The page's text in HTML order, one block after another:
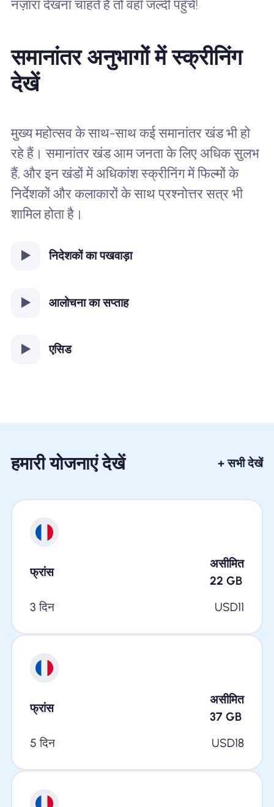
नज़ारा देखना चाहते हैं तो वहाँ जल्दी पहुँचें!
समानांतर अनुभागों में स्क्रीनिंग
देखें
मुख्य महोत्सव के साथ-साथ कई समानांतर खंड भी हो
रहे हैं। समानांतर खंड आम जनता के लिए अधिक सुलभ
हैं, और इन खंडों में अधिकांश स्क्रीनिंग में फिल्मों के
निर्देशकों और कलाकारों के साथ प्रश्नोत्तर सत्र भी
शामिल होता है।
निदेशकों का पखवाड़ा
आलोचना का सप्ताह
एसिड
हमारी योजनाएं देखें + सभी देखें
फ्रांस
असीमित
22 GB
3 दिन
USD11
फ्रांस
असीमित
37 GB
5 दिन
USD18